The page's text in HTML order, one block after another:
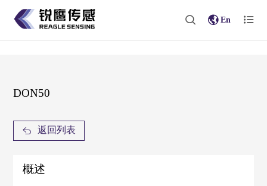
En
DON50
返回列表
概述